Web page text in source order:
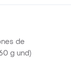
de
g und)